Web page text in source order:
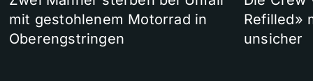
mit gestohlenem Motorrad in
Oberengstringen
Refilled»
unsicher